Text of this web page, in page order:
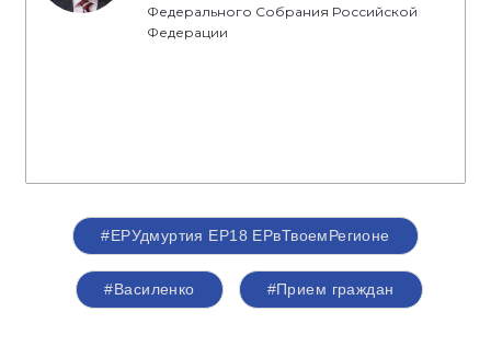
Федерального Собрания Российской
Федерации
#ЕРУдмуртия ЕР18 ЕРвТвоемРегионе
#Василенко #Прием граждан